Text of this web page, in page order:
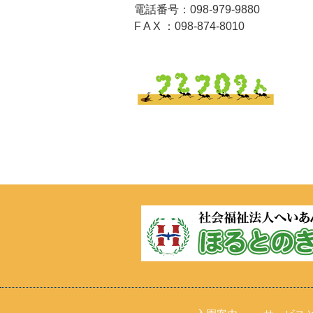
電話番号：098-979-9880
F A X ：098-874-8010